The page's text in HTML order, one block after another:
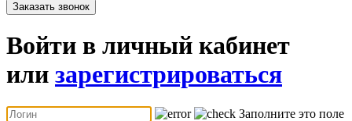
Заказать звонок
Войти в личный кабинет
или зарегистрироваться
Заполните это поле